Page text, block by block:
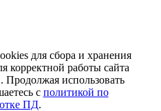
для сбора и хранения
корректной работы сайта
Продолжая использовать
с политикой по
ПД.